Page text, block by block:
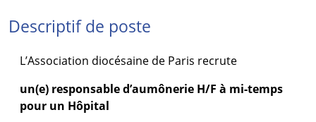
Descriptif de poste
L’Association diocésaine de Paris recrute
un(e) responsable d’aumônerie H/F à mi-temps
pour un Hôpital